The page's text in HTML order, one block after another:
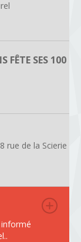
FÊTE SES 100
rue de la Scierie